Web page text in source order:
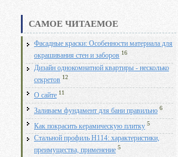
САМОЕ ЧИТАЕМОЕ
Фасадные краски: Особенности материала для
окрашивания стен и заборов 16
Дизайн однокомнатной квартиры - несколько
секретов 12
О сайте 11
Заливаем фундамент для бани правильно 6
Как покрасить керамическую плитку 5
Стальной профиль Н114: характеристики,
преимущества, применение 5